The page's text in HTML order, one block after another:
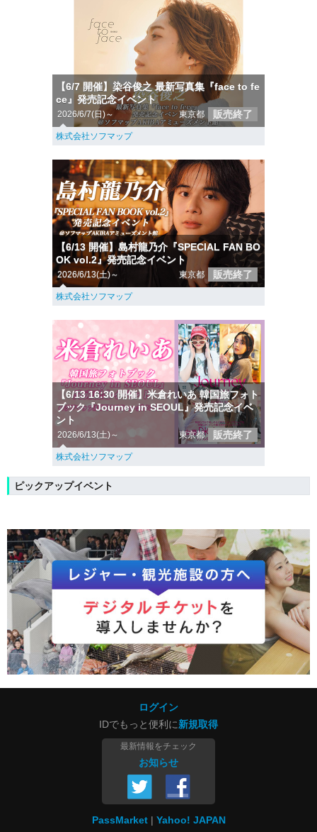
【6/7 開催】染谷俊之 最新写真集『face to fe
ce』発売記念イベント
2026/6/7(日)～ 東京都 販売終了
株式会社ソフマップ
【6/13 開催】島村龍乃介『SPECIAL FAN BO
OK vol.2』発売記念イベント
2026/6/13(土)～ 東京都 販売終了
株式会社ソフマップ
【6/13 16:30 開催】米倉れいあ 韓国旅フォト
ブック『Journey in SEOUL』発売記念イベ
ント
2026/6/13(土)～ 東京都 販売終了
株式会社ソフマップ
ピックアップイベント
ログイン
IDでもっと便利に新規取得
最新情報をチェック
お知らせ
PassMarket Yahoo! JAPAN